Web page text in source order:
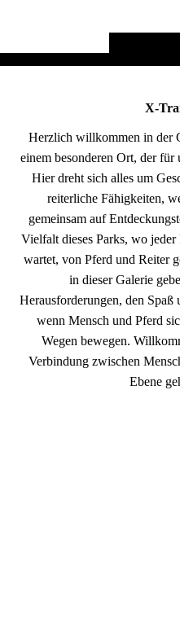
X-
Herzlich willkommen in der
einem besonderen Ort, der für
Hier dreht sich alles um
reiterliche Fähigkeiten,
gemeinsam auf
Vielfalt dieses Parks, wo
wartet, von Pferd und Reiter
in dieser Galerie
Herausforderungen, den Spaß
wenn Mensch und Pferd
Wegen bewegen.
Verbindung zwischen
Ebene